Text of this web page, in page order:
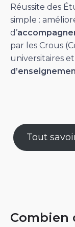
Réussite des
simple :
d’
par les Crous
universitaires
Tout
Combien